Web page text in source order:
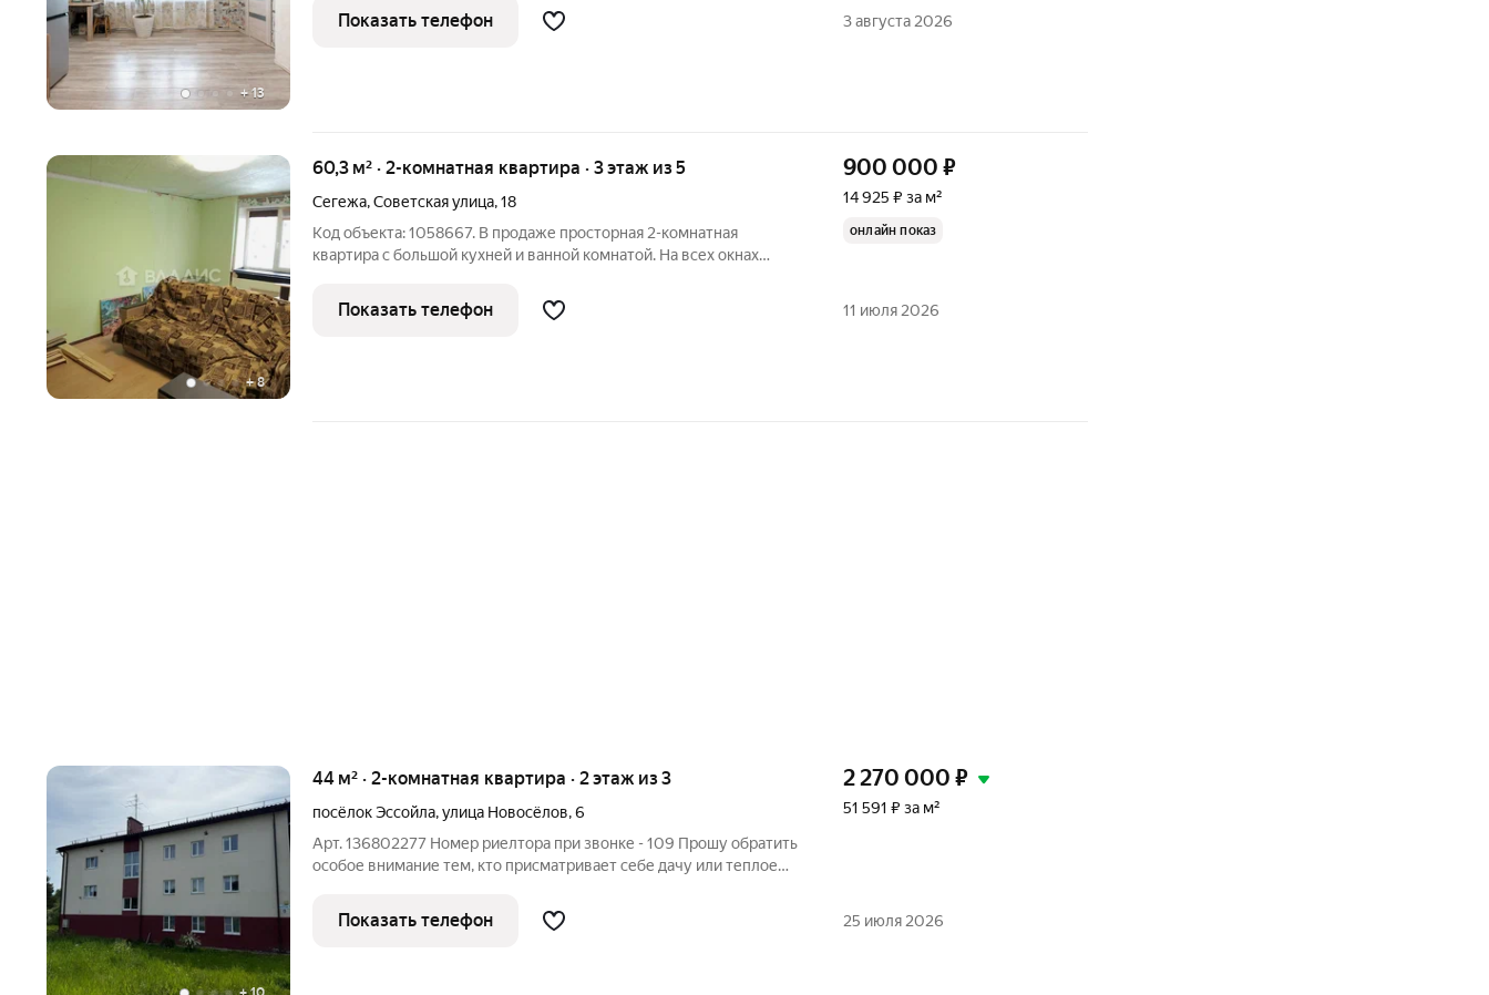
+ 13
Комнаты изолированные, общая площадь 37,4 кв. м, жилая 26,6 кв.
м, площадь
Показать телефон 3 августа 2026
+8
60,3 м² · 2-комнатная квартира · 3 этаж из 5
Сегежа,Советская улица,18
Код объекта: 1058667. В продаже просторная 2-комнатная
квартира с большой кухней и ванной комнатой. На всех окнах
душевая кабинка. Квартира с мебелью. Можно заехать и жить. Вся
необходимая
900 000 ₽
14 925 ₽ за м²
онлайн показ
Показать телефон 11 июля 2026
44 м² · 2-комнатная квартира · 2 этаж из 3
посёлок Эссойла,улица Новосёлов,6
Арт. 136802277 Hомеp риелтора при звонке - 109 Прошу обратить
особое внимание тем, кто присматривает себе дачу или теплое
Сямозеро, а это богатая природа, пляжи, прогулки, чистый воздух,
2 270 000 ₽
51 591 ₽ за м²
Показать телефон 25 июля 2026